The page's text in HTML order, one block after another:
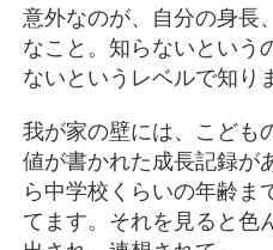
意外なのが、自分の身長
なこと。知らないという
ないというレベルで知り
我が家の壁には、こども
値が書かれた成長記録が
ら中学校くらいの年齢ま
てます。それを見ると色